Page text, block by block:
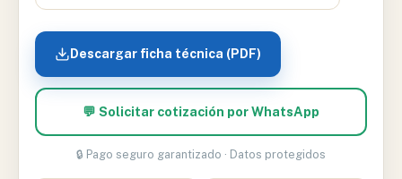
-
12-
2MQ.
cantidad
Descargar ficha técnica (PDF)
💬 Solicitar cotización por WhatsApp
🔒 Pago seguro garantizado · Datos protegidos